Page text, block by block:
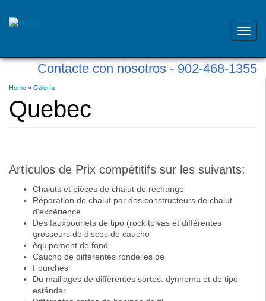
Skip
content
Contacte con nosotros - 902-468-1355
Usted
está
aquí
Home » Galería
Quebec
Artículos de Prix compétitifs sur les suivants:
Chaluts et pièces de chalut de rechange
Réparation de chalut par des constructeurs de chalut
d'expèrience
Des fauxbourlets de tipo (rock tolvas et diffèrentes
grosseurs de discos de caucho
èquipement de fond
Caucho de diffèrentes rondelles de
Fourches
Du maillages de diffèrentes sortes: dynnema et de tipo
estándar